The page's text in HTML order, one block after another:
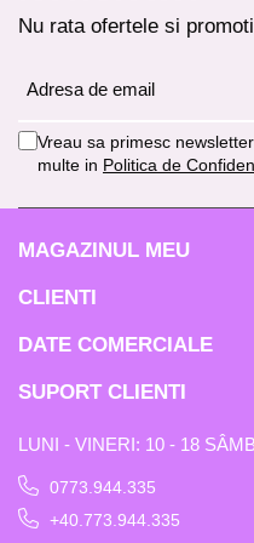
Nu rata ofertele si
Vreau sa primesc
multe in Politica de
MAGAZINUL MEU
CLIENTI
DATE COMERCIALE
SUPORT CLIENTI
LUNI - VINERI: 10 - 18
0773.944.335
+40.773.944.335